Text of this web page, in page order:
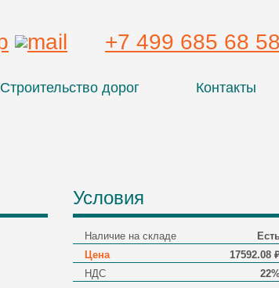
+7 499 685 68 58
Строительство дорог Контакты
Условия
Наличие на складе
Цена
17592.08
НДС